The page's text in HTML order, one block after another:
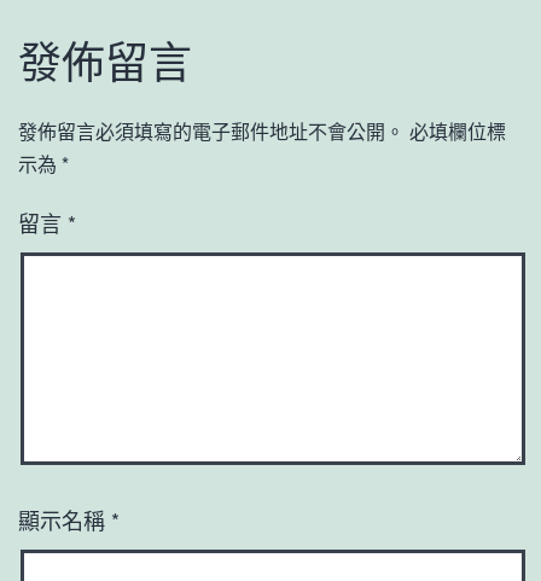
發佈留言
發佈留言必須填寫的電子郵件地址不會公開。 必填欄位標
示為 *
留言 *
顯示名稱 *